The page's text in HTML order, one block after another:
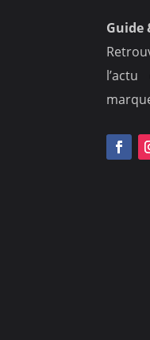
Guide